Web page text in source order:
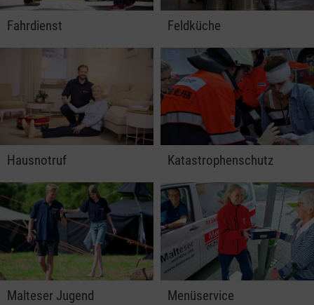
Fahrdienst Feldküche
Hausnotruf Katastrophenschutz
Malteser Jugend Menüservice